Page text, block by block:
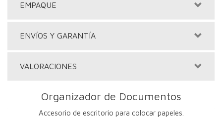
EMPAQUE
ENVÍOS Y GARANTÍA
VALORACIONES
Organizador de Documentos
Accesorio de escritorio para colocar papeles.